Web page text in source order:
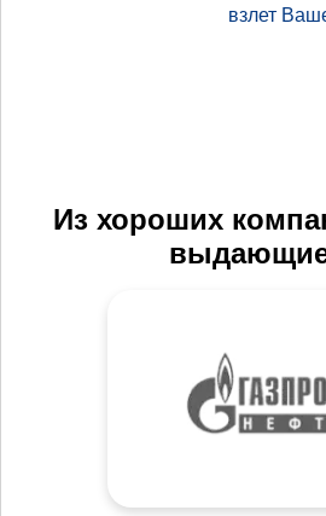
взлет
Из хороших